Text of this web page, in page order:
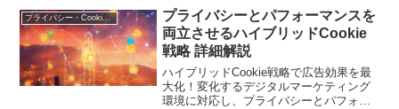
プライバシー・Cookie規制
プライバシーとパフォーマンスを
両立させるハイブリッドCookie
戦略 詳細解説
ハイブリッドCookie戦略で広告効果を最
大化！変化するデジタルマーケティング
環境に対応し、プライバシーとパフォー